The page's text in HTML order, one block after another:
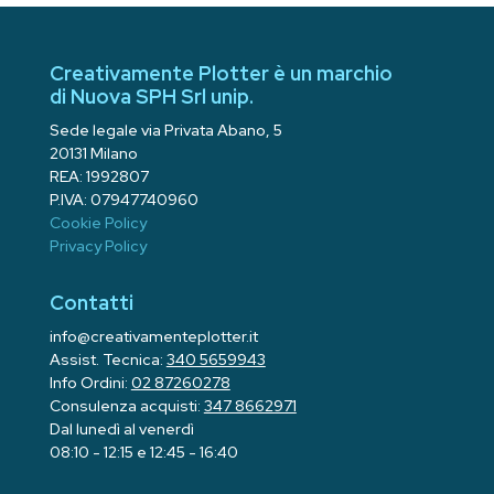
Creativamente Plotter è un marchio
di Nuova SPH Srl unip.
Sede legale via Privata Abano, 5
20131 Milano
REA: 1992807
P.IVA: 07947740960
Cookie Policy
Privacy Policy
Contatti
info@creativamenteplotter.it
Assist. Tecnica: 340 5659943
Info Ordini: 02 87260278
Consulenza acquisti: 347 8662971
Dal lunedì al venerdì
08:10 - 12:15 e 12:45 - 16:40